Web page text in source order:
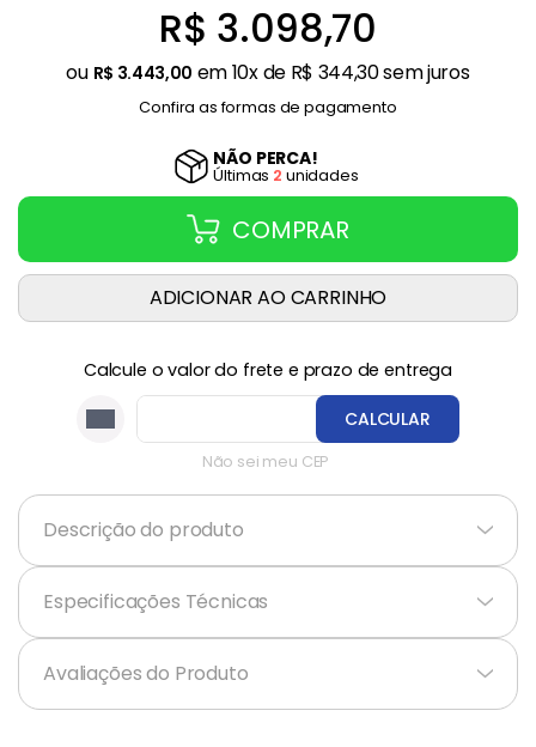
R$ 3.098,70
ou R$ 3.443,00 em10x de R$ 344,30sem juros
Confira as formas de pagamento
COMPRAR
NÃO PERCA!
Últimas 2 unidades
ADICIONAR AO CARRINHO
Calcule o valor do frete e prazo de entrega
Não sei meu CEP
CALCULAR
Descrição do produto +
Especificações Técnicas +
Avaliações do Produto